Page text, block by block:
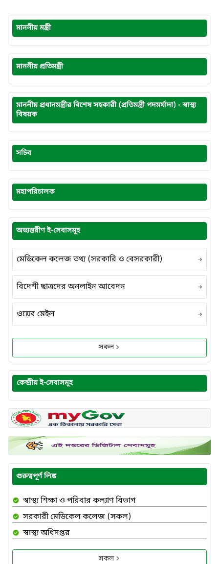
মাননীয় মন্ত্রী
মাননীয় প্রতিমন্ত্রী
মাননীয় প্রধানমন্ত্রীর বিশেষ সহকারী (প্রতিমন্ত্রী পদমর্যাদা) - স্বাস্থ্য
বিষয়ক
সচিব
মহাপরিচালক
অভ্যন্তরীণ ই-সেবাসমূহ
মেডিকেল কলেজ তথ্য (সরকারি ও বেসরকারী)
বিদেশী ছাত্রদের অনলাইন আবেদন
ওয়েব মেইল
সকল
কেন্দ্রীয় ই-সেবাসমূহ
গুরুত্বপূর্ণ লিঙ্ক
স্বাস্থ্য শিক্ষা ও পরিবার কল্যাণ বিভাগ
সরকারী মেডিকেল কলেজ (সকল)
স্বাস্থ্য অধিদপ্তর
সকল